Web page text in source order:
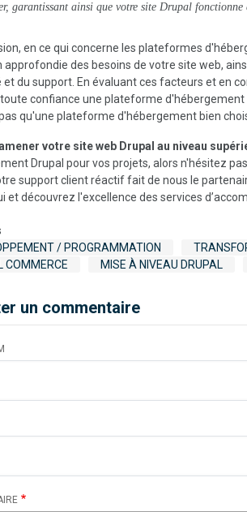
garantissant ainsi que votre site Drupal fonctionne
en ce qui concerne les plateformes
approfondie des besoins de votre site web,
et du support. En évaluant ces facteurs et en
confiance une plateforme
qu'une plateforme d'hébergement bien
votre site web Drupal au niveau
Drupal pour vos projets, alors n'hésitez
support client réactif fait de nous le
et découvrez l'excellence des services
/ PROGRAMMATION
COMMERCE
MISE À NIVEAU DRUPAL
un commentaire